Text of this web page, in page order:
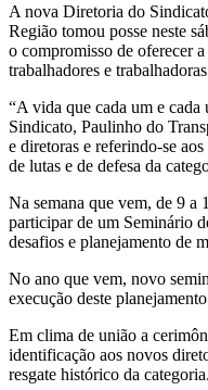
A nova Diretoria do
Região tomou posse neste
o compromisso de oferecer
trabalhadores e
“A vida que cada um e cada
Sindicato, Paulinho do
e diretoras e referindo-se
de lutas e de defesa da
Na semana que vem, de 9 a
participar de um Seminário
desafios e planejamento de
No ano que vem, novo
execução deste
Em clima de união a
identificação aos novos
resgate histórico da categoria.